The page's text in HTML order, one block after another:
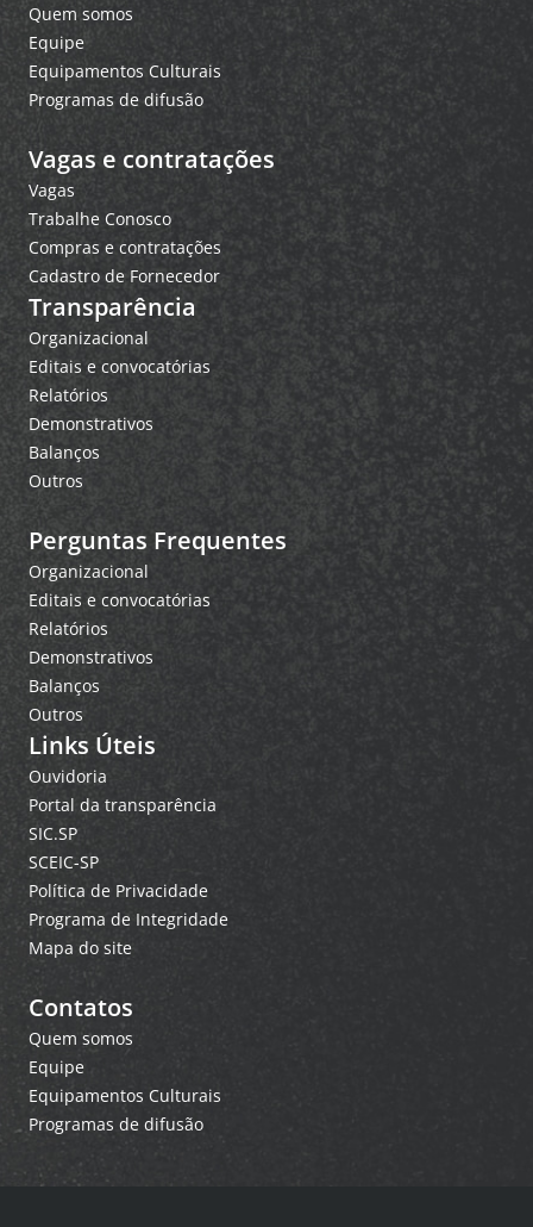
Quem somos
Equipe
Equipamentos Culturais
Programas de difusão
Vagas e contratações
Vagas
Trabalhe Conosco
Compras e contratações
Cadastro de Fornecedor
Transparência
Organizacional
Editais e convocatórias
Relatórios
Demonstrativos
Balanços
Outros
Perguntas Frequentes
Organizacional
Editais e convocatórias
Relatórios
Demonstrativos
Balanços
Outros
Links Úteis
Ouvidoria
Portal da transparência
SIC.SP
SCEIC-SP
Política de Privacidade
Programa de Integridade
Mapa do site
Contatos
Quem somos
Equipe
Equipamentos Culturais
Programas de difusão